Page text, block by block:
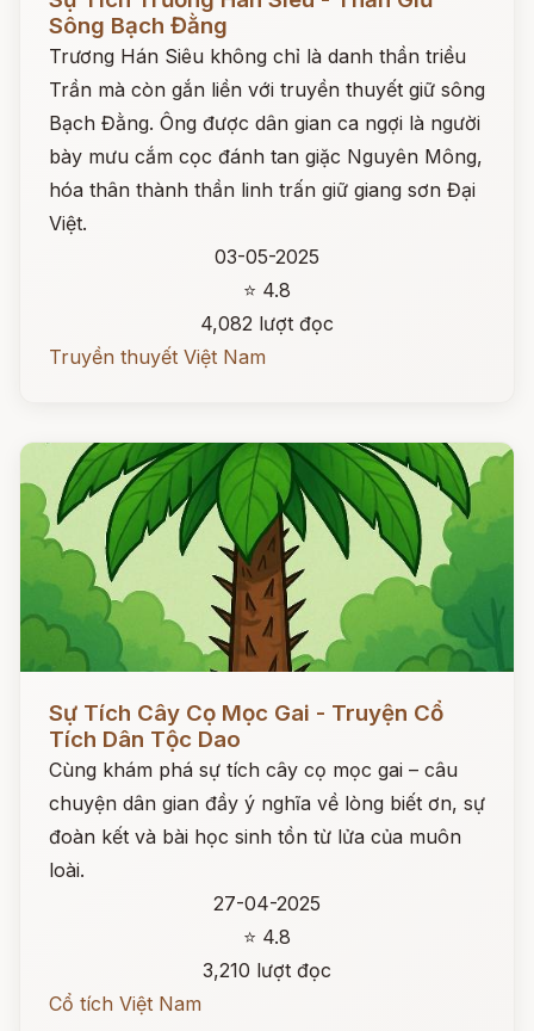
Sông Bạch Đằng
Trương Hán Siêu không chỉ là danh thần triều
Trần mà còn gắn liền với truyền thuyết giữ sông
Bạch Đằng. Ông được dân gian ca ngợi là người
bày mưu cắm cọc đánh tan giặc Nguyên Mông,
hóa thân thành thần linh trấn giữ giang sơn Đại
Việt.
03-05-2025
⭐ 4.8
4,082 lượt đọc
Truyền thuyết Việt Nam
Sự Tích Cây Cọ Mọc Gai - Truyện Cổ
Tích Dân Tộc Dao
Cùng khám phá sự tích cây cọ mọc gai – câu
chuyện dân gian đầy ý nghĩa về lòng biết ơn, sự
đoàn kết và bài học sinh tồn từ lửa của muôn
loài.
27-04-2025
⭐ 4.8
3,210 lượt đọc
Cổ tích Việt Nam